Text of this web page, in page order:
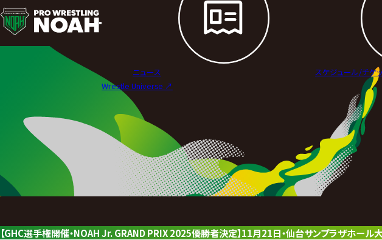
ニ
ュ
レ
ス
リ
ニュース スケジュール/チケ
Wrestle Universe ↗︎
【GHC選手権開催・NOAH Jr. GRAND PRIX 2025優勝者決定】11月21日・仙台サンプラザホール